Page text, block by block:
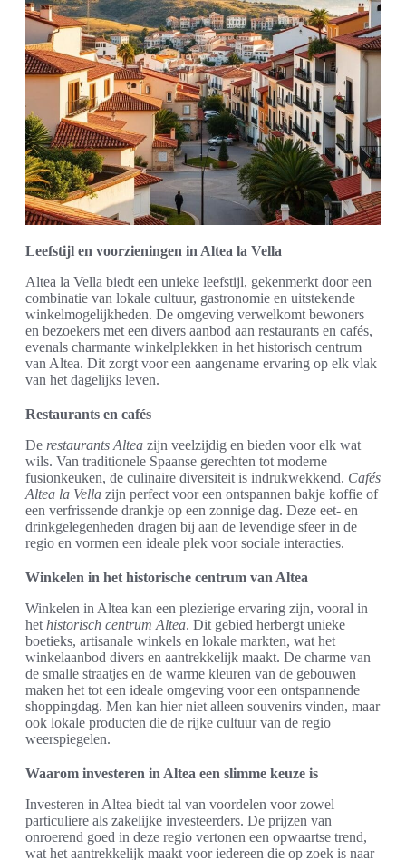
Leefstijl en voorzieningen in Altea la Vella
Altea la Vella biedt een unieke leefstijl, gekenmerkt door een
combinatie van lokale cultuur, gastronomie en uitstekende
winkelmogelijkheden. De omgeving verwelkomt bewoners
en bezoekers met een divers aanbod aan restaurants en cafés,
evenals charmante winkelplekken in het historisch centrum
van Altea. Dit zorgt voor een aangename ervaring op elk vlak
van het dagelijks leven.
Restaurants en cafés
De restaurants Altea zijn veelzijdig en bieden voor elk wat
wils. Van traditionele Spaanse gerechten tot moderne
fusionkeuken, de culinaire diversiteit is indrukwekkend. Cafés
Altea la Vella zijn perfect voor een ontspannen bakje koffie of
een verfrissende drankje op een zonnige dag. Deze eet- en
drinkgelegenheden dragen bij aan de levendige sfeer in de
regio en vormen een ideale plek voor sociale interacties.
Winkelen in het historische centrum van Altea
Winkelen in Altea kan een plezierige ervaring zijn, vooral in
het historisch centrum Altea. Dit gebied herbergt unieke
boetieks, artisanale winkels en lokale markten, wat het
winkelaanbod divers en aantrekkelijk maakt. De charme van
de smalle straatjes en de warme kleuren van de gebouwen
maken het tot een ideale omgeving voor een ontspannende
shoppingdag. Men kan hier niet alleen souvenirs vinden, maar
ook lokale producten die de rijke cultuur van de regio
weerspiegelen.
Waarom investeren in Altea een slimme keuze is
Investeren in Altea biedt tal van voordelen voor zowel
particuliere als zakelijke investeerders. De prijzen van
onroerend goed in deze regio vertonen een opwaartse trend,
wat het aantrekkelijk maakt voor iedereen die op zoek is naar